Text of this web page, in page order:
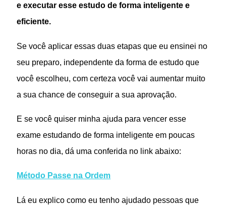
e executar esse estudo de forma inteligente e
eficiente.
Se você aplicar essas duas etapas que eu ensinei no
seu preparo, independente da forma de estudo que
você escolheu, com certeza você vai aumentar muito
a sua chance de conseguir a sua aprovação.
E se você quiser minha ajuda para vencer esse
exame estudando de forma inteligente em poucas
horas no dia, dá uma conferida no link abaixo:
Método Passe na Ordem
Lá eu explico como eu tenho ajudado pessoas que